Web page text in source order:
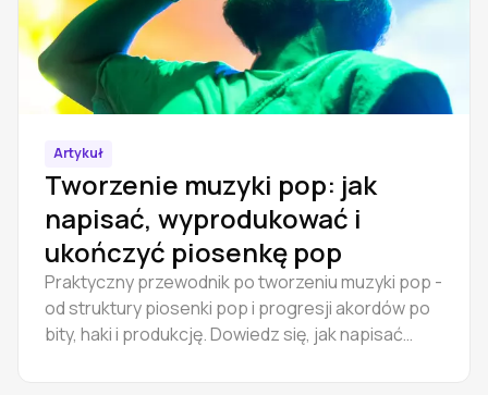
Artykuł
Tworzenie muzyki pop: jak
napisać, wyprodukować i
ukończyć piosenkę pop
Praktyczny przewodnik po tworzeniu muzyki pop -
od struktury piosenki pop i progresji akordów po
bity, haki i produkcję. Dowiedz się, jak napisać